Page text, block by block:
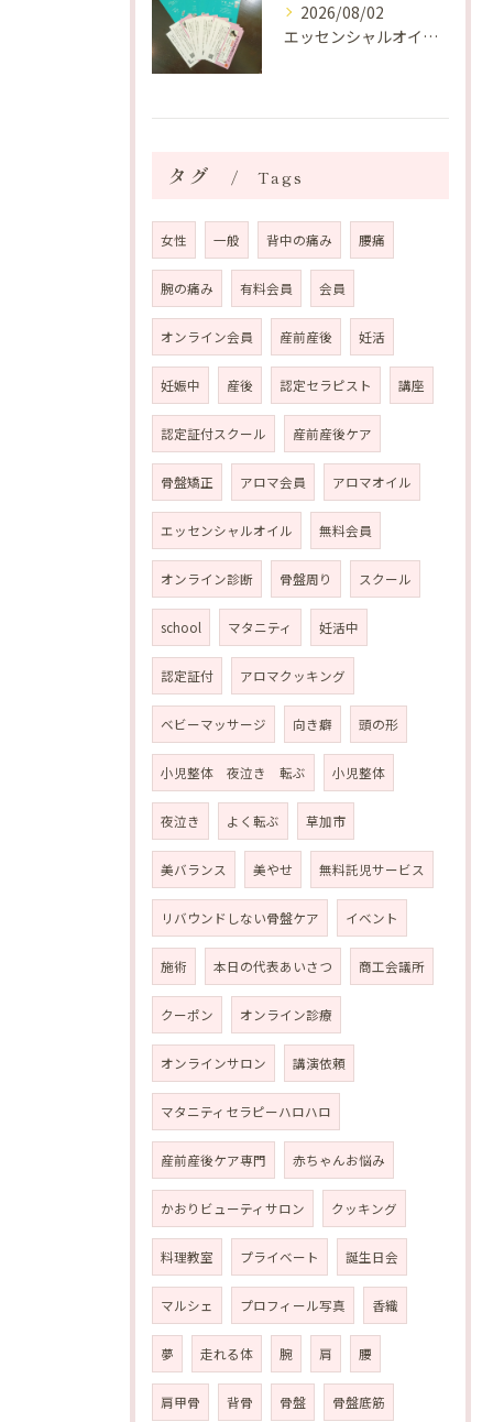
2026/08/02
エッセンシャルオイルプレゼントご当選番号発表 2026年8月
タグ Tags
女性 一般 背中の痛み 腰痛
腕の痛み 有料会員 会員
オンライン会員 産前産後 妊活
妊娠中 産後 認定セラピスト 講座
認定証付スクール 産前産後ケア
骨盤矯正 アロマ会員 アロマオイル
エッセンシャルオイル 無料会員
オンライン診断 骨盤周り スクール
school マタニティ 妊活中
認定証付 アロマクッキング
ベビーマッサージ 向き癖 頭の形
小児整体 夜泣き 転ぶ 小児整体
夜泣き よく転ぶ 草加市
美バランス 美やせ 無料託児サービス
リバウンドしない骨盤ケア イベント
施術 本日の代表あいさつ 商工会議所
クーポン オンライン診療
オンラインサロン 講演依頼
マタニティセラピーハロハロ
産前産後ケア専門 赤ちゃんお悩み
かおりビューティサロン クッキング
料理教室 プライベート 誕生日会
マルシェ プロフィール写真 香織
夢 走れる体 腕 肩 腰
肩甲骨 背骨 骨盤 骨盤底筋